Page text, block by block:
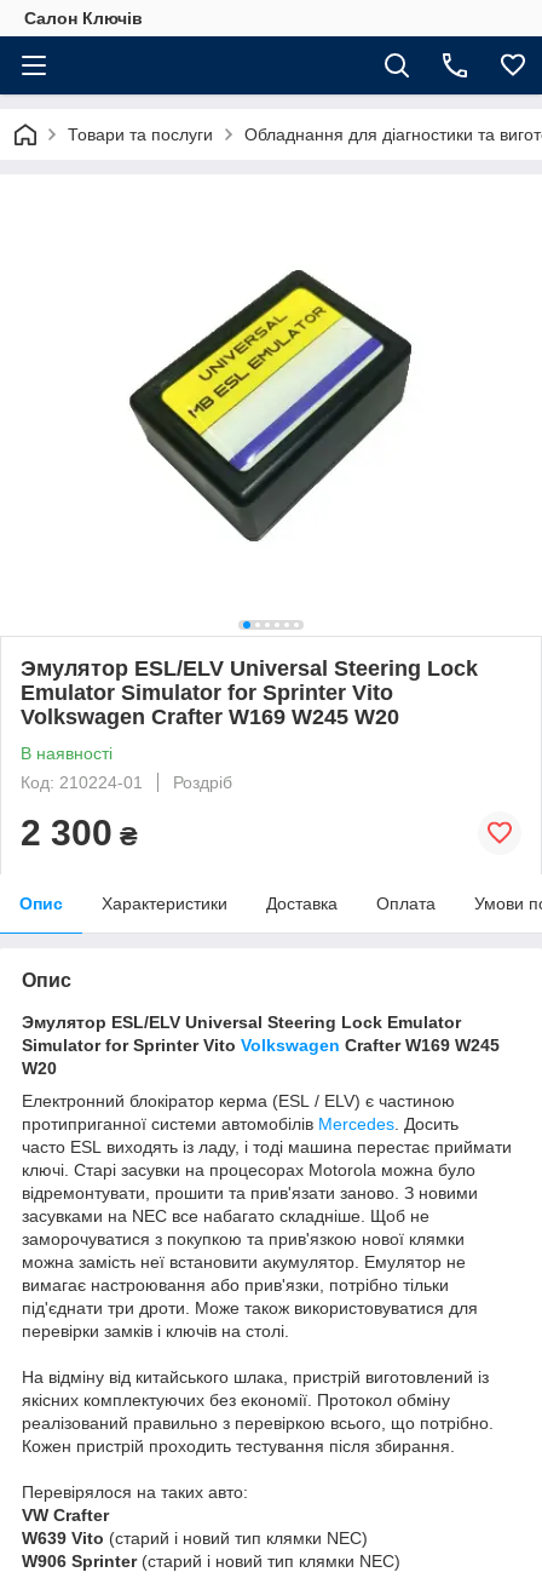
Салон Ключів
Товари та послуги Обладнання для діагностики та
Эмулятор ESL/ELV Universal Steering Lock
Emulator Simulator for Sprinter Vito
Volkswagen Crafter W169 W245 W20
В наявності
Код: 210224-01
Роздріб
2 300 ₴
Опис Характеристики Доставка Оплата Умови
Опис
Эмулятор ESL/ELV Universal Steering Lock Emulator
Simulator for Sprinter Vito Volkswagen Crafter W169 W245
W20
Електронний блокіратор керма (ESL / ELV) є частиною
протиприганної системи автомобілів Mercedes . Досить
часто ESL виходять із ладу, і тоді машина перестає приймати
ключі. Старі засувки на процесорах Motorola можна було
відремонтувати, прошити та прив'язати заново. З новими
засувками на NEC все набагато складніше. Щоб не
заморочуватися з покупкою та прив'язкою нової клямки
можна замість неї встановити акумулятор. Емулятор не
вимагає настроювання або прив'язки, потрібно тільки
під'єднати три дроти. Може також використовуватися для
перевірки замків і ключів на столі.
На відміну від китайського шлака, пристрій виготовлений із
якісних комплектуючих без економії. Протокол обміну
реалізований правильно з перевіркою всього, що потрібно.
Кожен пристрій проходить тестування після збирання.
Перевірялося на таких авто:
VW Crafter
W639 Vito (старий і новий тип клямки NEC)
W906 Sprinter(старий і новий тип клямки NEC)